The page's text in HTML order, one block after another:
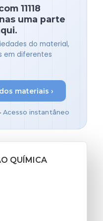
11118
uma parte
do material,
em diferentes
materiais ›
Acesso instantâneo
QUÍMICA